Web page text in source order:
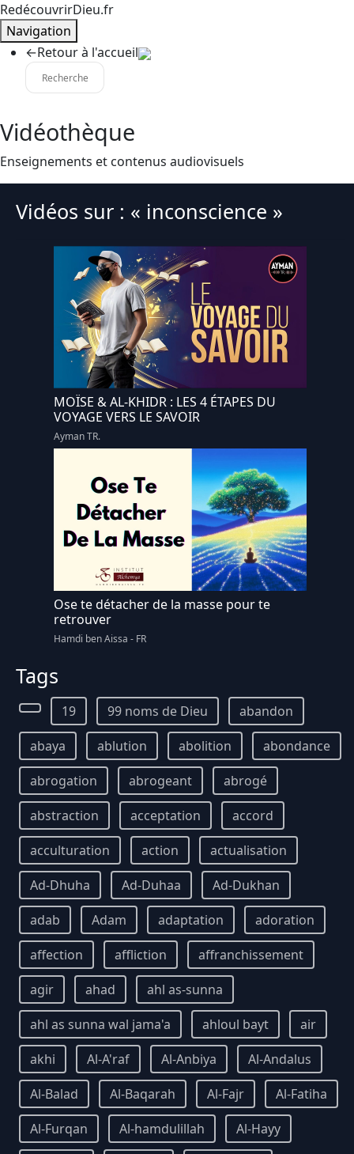
RedécouvrirDieu.fr
Navigation
←Retour à l'accueil
Vidéothèque
Enseignements et contenus audiovisuels
Vidéos sur : « inconscience »
MOÏSE & AL-KHIDR : LES 4 ÉTAPES DU
VOYAGE VERS LE SAVOIR
Ayman TR.
Ose te détacher de la masse pour te
retrouver
Hamdi ben Aissa - FR
Tags
19 99 noms de Dieu
abandon
abaya
ablution abolition
abondance
abrogation
abrogeant
abrogé
abstraction
acceptation
accord
acculturation
action
actualisation
Ad-Dhuha
Ad-Duhaa
Ad-Dukhan
adab
Adam adaptation
adoration
affection
affliction
affranchissement
agir
ahad
ahl as-sunna
ahl as sunna wal jama'a
ahloul bayt
air
akhi
Al-A'raf Al-Anbiya
Al-Andalus
Al-Balad
Al-Baqarah Al-Fajr
Al-Fatiha
Al-Furqan
Al-hamdulillah
Al-Hayy